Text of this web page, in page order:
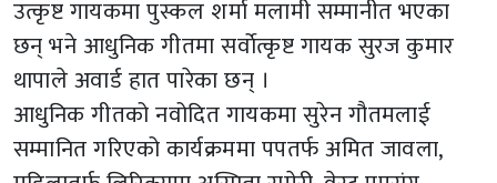
उत्कृष्ट गायकमा पुस्कल शर्मा मलामी सम्मानीत भएका
छन् भने आधुनिक गीतमा सर्वाेत्कृष्ट गायक सुरज कुमार
थापाले अवार्ड हात पारेका छन् ।
आधुनिक गीतको नवोदित गायकमा सुरेन गौतमलाई
सम्मानित गरिएको कार्यक्रममा पपतर्फ अमित जावला,